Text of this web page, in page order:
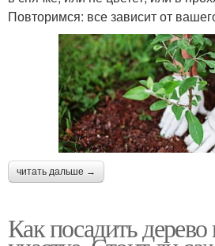
Повторимся: все зависит от
читать дальше →
Как посадить дерево